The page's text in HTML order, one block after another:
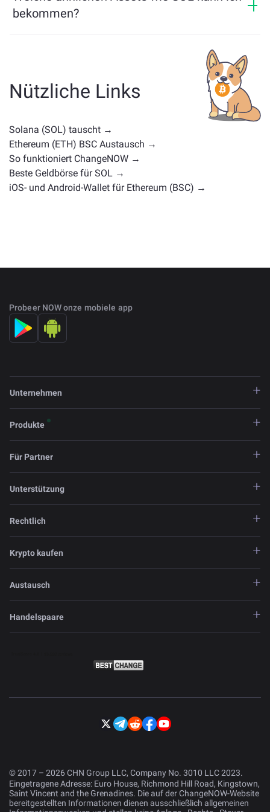
bekommen?
Kategorie ab — ob es sich um eine Stablecoin, ein
Utility-Token, eine Governance-Münze oder einen
anderen Typ handelt. Häufige Alternativen sind andere
Kryptowährungen mit ähnlichen Anwendungsfällen
oder Marktpositionen. Überprüfen Sie alle verfügbaren
Vermögenswerte zum Tausch auf der
Hauptaustauschseite.
Nützliche Links
Solana (SOL) tauscht →
Ethereum (ETH) BSC Austausch →
So funktioniert ChangeNOW →
Beste Geldbörse für SOL →
iOS- und Android-Wallet für Ethereum (BSC) →
Probeer NOW onze mobiele app
Unternehmen
Produkte
Für Partner
Unterstützung
Rechtlich
Krypto kaufen
Austausch
Handelspaare
© 2017 – 2026 CHN Group LLC, Company No. 3010 LLC 2023.
Eingetragene Adresse: Euro House, Richmond Hill Road, Kingstown,
Saint Vincent and the Grenadines. Die auf der ChangeNOW-Website
bereitgestellten Informationen dienen ausschließlich allgemeinen